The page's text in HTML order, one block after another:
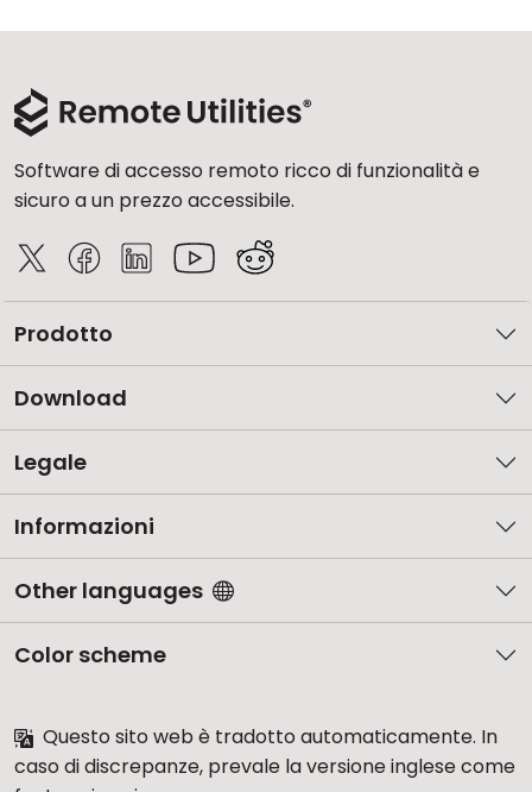
Software di accesso remoto ricco di funzionalità e
sicuro a un prezzo accessibile.
Prodotto
Download
Legale
Informazioni
Other languages
Color scheme
Questo sito web è tradotto automaticamente. In
caso di discrepanze, prevale la versione inglese come